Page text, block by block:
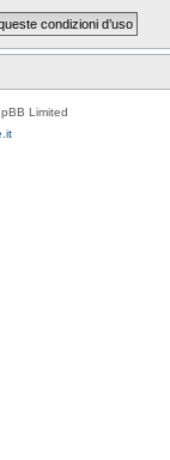
Limited